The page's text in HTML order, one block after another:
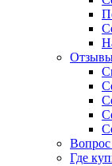
Вопрос
Где